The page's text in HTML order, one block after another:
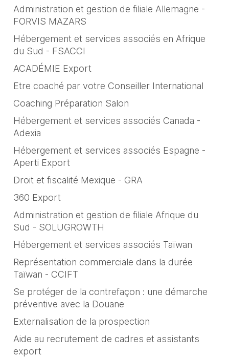
Administration et gestion de filiale Allemagne -
FORVIS MAZARS
Hébergement et services associés en Afrique
du Sud - FSACCI
ACADÉMIE Export
Etre coaché par votre Conseiller International
Coaching Préparation Salon
Hébergement et services associés Canada -
Adexia
Hébergement et services associés Espagne -
Aperti Export
Droit et fiscalité Mexique - GRA
360 Export
Administration et gestion de filiale Afrique du
Sud - SOLUGROWTH
Hébergement et services associés Taïwan
Représentation commerciale dans la durée
Taïwan - CCIFT
Se protéger de la contrefaçon : une démarche
préventive avec la Douane
Externalisation de la prospection
Aide au recrutement de cadres et assistants
export